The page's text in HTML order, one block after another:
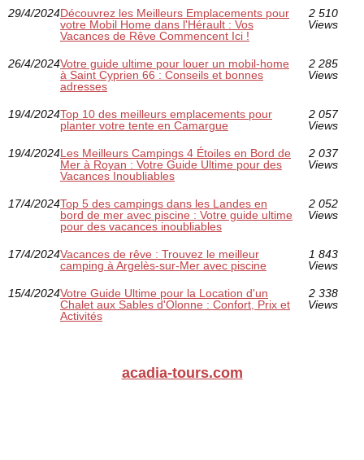
29/4/2024Découvrez les Meilleurs Emplacements pour
votre Mobil Home dans l'Hérault : Vos
Vacances de Rêve Commencent Ici !
2 510
Views
26/4/2024Votre guide ultime pour louer un mobil-home
à Saint Cyprien 66 : Conseils et bonnes
adresses
2 285
Views
19/4/2024Top 10 des meilleurs emplacements pour
planter votre tente en Camargue
2 057
Views
19/4/2024Les Meilleurs Campings 4 Étoiles en Bord de
Mer à Royan : Votre Guide Ultime pour des
Vacances Inoubliables
2 037
Views
17/4/2024Top 5 des campings dans les Landes en
bord de mer avec piscine : Votre guide ultime
pour des vacances inoubliables
2 052
Views
17/4/2024Vacances de rêve : Trouvez le meilleur
camping à Argelès-sur-Mer avec piscine
1 843
Views
15/4/2024Votre Guide Ultime pour la Location d'un
Chalet aux Sables d'Olonne : Confort, Prix et
Activités
2 338
Views
acadia-tours.com